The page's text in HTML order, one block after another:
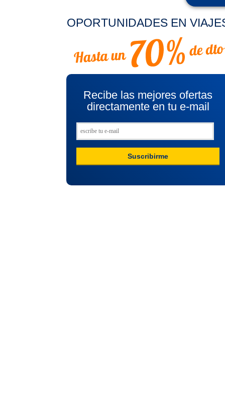
OPORTUNIDADES EN
Recibe las mejores ofertas
directamente en tu e-mail
Suscribirme